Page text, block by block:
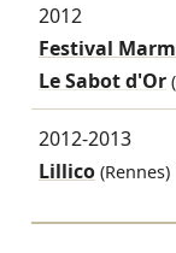
2012
Festival
Le Sabot d'Or
2012-2013
Lillico(Rennes)